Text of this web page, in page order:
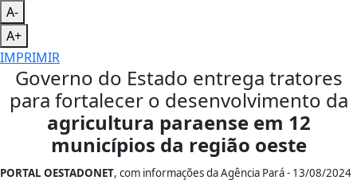
A-
A+
IMPRIMIR
Governo do Estado entrega tratores
para fortalecer o desenvolvimento da
agricultura paraense em 12
municípios da região oeste
PORTAL OESTADONET, com informações da Agência Pará - 13/08/2024